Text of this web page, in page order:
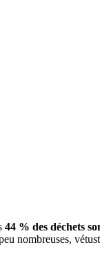
44 % des déchets
nombreuses,